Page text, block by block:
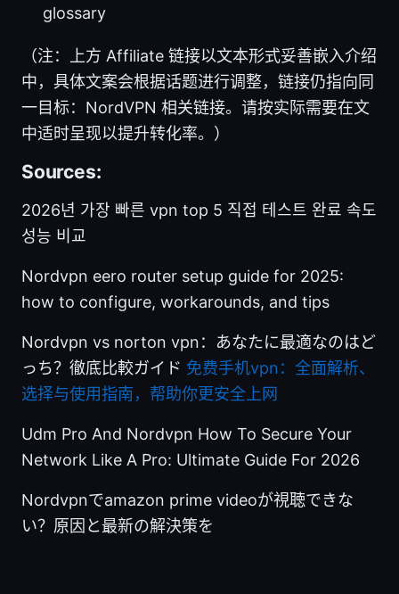
glossary
（注：上方 Affiliate 链接以文本形式妥善嵌入介绍
中，具体文案会根据话题进行调整，链接仍指向同
一目标：NordVPN 相关链接。请按实际需要在文
中适时呈现以提升转化率。）
Sources:
2026년 가장 빠른 vpn top 5 직접 테스트 완료 속도
성능 비교
Nordvpn eero router setup guide for 2025:
how to configure, workarounds, and tips
Nordvpn vs norton vpn：あなたに最適なのはど
っち？徹底比較ガイド 免费手机vpn：全面解析、
选择与使用指南，帮助你更安全上网
Udm Pro And Nordvpn How To Secure Your
Network Like A Pro: Ultimate Guide For 2026
Nordvpnでamazon prime videoが視聴できな
い？原因と最新の解決策を